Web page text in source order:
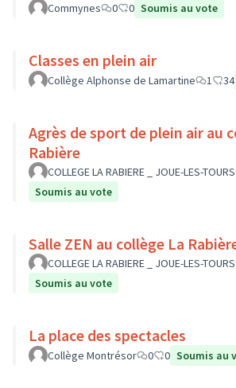
Commynes 0 0 Soumis au vote
Classes en plein air
Collège Alphonse de Lamartine 1 34
Agrès de sport de plein air au
Rabière
COLLEGE LA RABIERE _ JOUE-LES-TOURS
Soumis au vote
Salle ZEN au collège La
COLLEGE LA RABIERE _ JOUE-LES-TOURS
Soumis au vote
La place des spectacles
Collège Montrésor 0 0 Soumis au